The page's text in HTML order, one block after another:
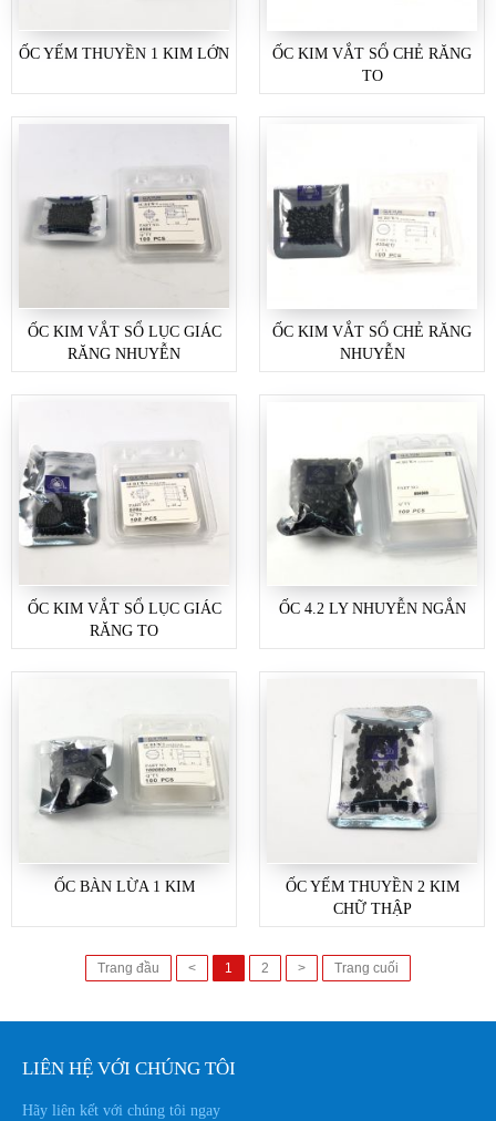
ỐC YẾM THUYỀN 1 KIM LỚN
ỐC KIM VẮT SỔ CHẺ RĂNG
TO
ỐC KIM VẮT SỔ LỤC GIÁC
RĂNG NHUYỄN
ỐC KIM VẮT SỔ CHẺ RĂNG
NHUYỄN
ỐC KIM VẮT SỔ LỤC GIÁC
RĂNG TO
ỐC 4.2 LY NHUYỄN NGẮN
ỐC BÀN LỪA 1 KIM
ỐC YẾM THUYỀN 2 KIM
CHỮ THẬP
Trang đầu < 1 2 > Trang cuối
LIÊN HỆ VỚI CHÚNG TÔI
Hãy liên kết với chúng tôi ngay